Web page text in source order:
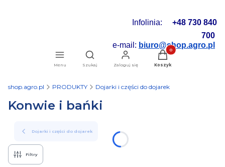
Infolinia: +48 730 840
700
e-mail: biuro@shop.agro.pl
Menu
Otwórz wyszukiwarkę
Szukaj Zaloguj się
Produkty w koszyku: 0.
Koszyk
shop.agro.pl PRODUKTY Dojarki i części do dojarek
Konwie i bańki
Dojarki i części do dojarek
Filtry